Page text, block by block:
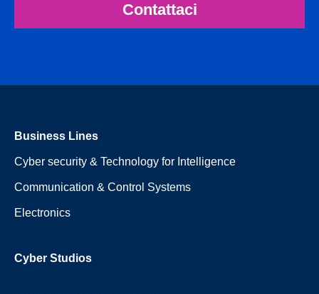
Contattaci
Business Lines
Cyber security & Technology for Intelligence
Communication & Control Systems
Electronics
Cyber Studios